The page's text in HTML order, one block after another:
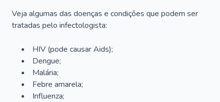
Veja algumas das doenças e condições que podem ser
tratadas pelo infectologista:
HIV (pode causar Aids);
Dengue;
Malária;
Febre amarela;
Influenza;